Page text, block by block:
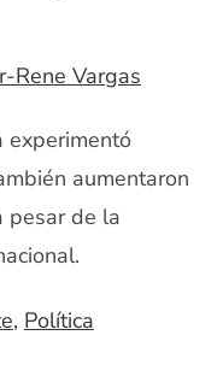
Rene Vargas
experimentó
aumentaron
pesar de la
, Política